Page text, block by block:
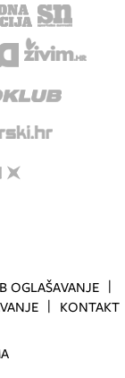
OGLAŠAVANJE
KONTAKT